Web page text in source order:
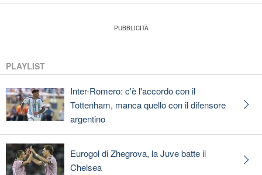
PLAYLIST
Inter-Romero: c'è l'accordo con il
Tottenham, manca quello con il difensore
argentino
Eurogol di Zhegrova, la Juve batte il
Chelsea